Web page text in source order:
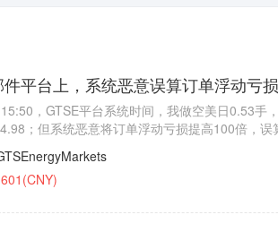
平台上，系统恶意误算订单浮动亏
，GTSE平台系统时间，我做空美日0.53
；但系统恶意将订单浮动亏损提高100倍，
反映；但直到今天（2023年8月26日）仍未解